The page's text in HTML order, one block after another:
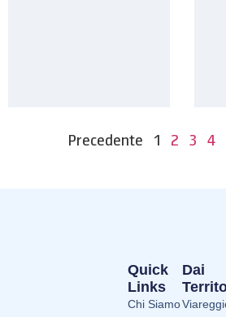
Precedente 1 2 3 4
Dai
Quick
Links
Chi Siamo